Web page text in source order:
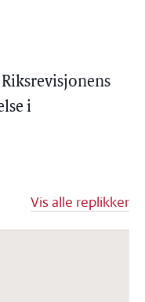
i
Vis alle replikker